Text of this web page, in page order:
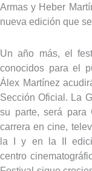
Armas y Heber
nueva edición que
Un año más, el
conocidos para el
Álex Martínez
Sección Oficial. La
su parte, será para
carrera en cine,
la I y en la II
centro